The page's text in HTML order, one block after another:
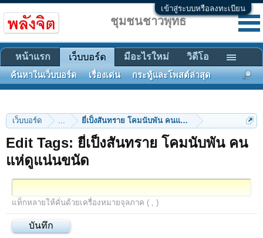
เข้าสู่ระบบหรือลงทะเบียน
เว็บบอร์ด ... ยี่เป็งสันทราย โคมนับพัน คนแห่ดูแน่นขนัด
Edit Tags: ยี่เป็งสันทราย โคมนับพัน คน
แห่ดูแน่นขนัด
แท็กหลายให้คั่นด้วยเครื่องหมายจุลภาค ( , )
ชุมชนชาวพุทธ
หน้าแรก เว็บบอร์ด
ค้นหาในเว็บบอร์ด เรื่องเด่น กระทู้และโพสต์ล่าสุด
มีอะไรใหม่ วิดีโอ